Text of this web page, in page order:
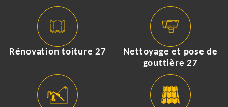
Rénovation toiture 27
Nettoyage et pose de
gouttière 27